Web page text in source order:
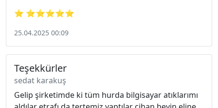
⭐ ⭐⭐⭐⭐⭐
25.04.2025 00:09
Teşekkürler
sedat karakuş
Gelip şirketimde ki tüm hurda bilgisayar atıklarımı